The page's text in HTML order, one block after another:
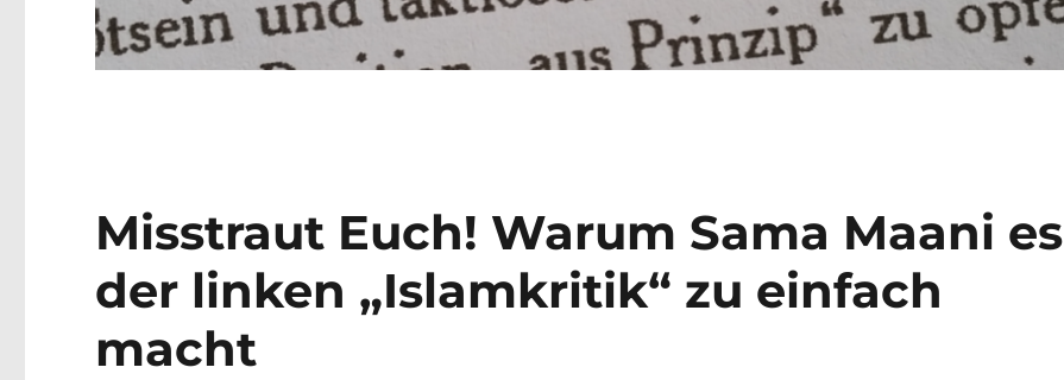
Misstraut Euch! Warum Sama Maani es
der linken „Islamkritik“ zu einfach
macht